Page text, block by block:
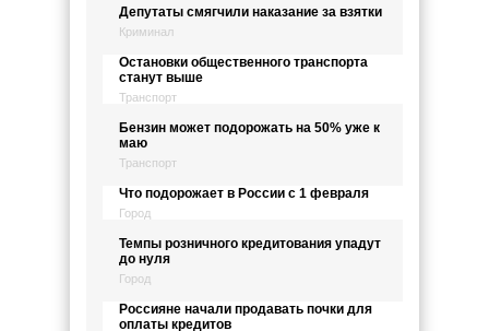
Депутаты смягчили наказание за взятки
Криминал
Остановки общественного транспорта
станут выше
Транспорт
Бензин может подорожать на 50% уже к
маю
Транспорт
Что подорожает в России с 1 февраля
Город
Темпы розничного кредитования упадут
до нуля
Город
Россияне начали продавать почки для
оплаты кредитов